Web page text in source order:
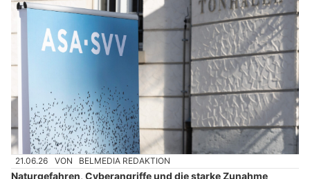
21.06.26 VON BELMEDIA REDAKTION
Naturgefahren, Cyberangriffe und die starke Zunahme